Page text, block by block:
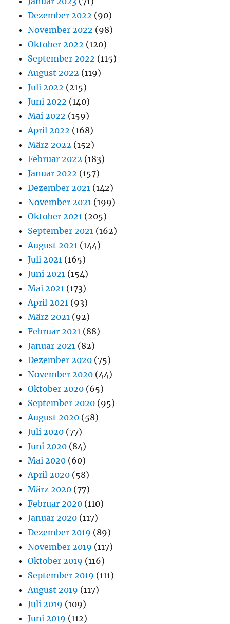
Dezember 2022 (90)
November 2022 (98)
Oktober 2022 (120)
September 2022 (115)
August 2022 (119)
Juli 2022 (215)
Juni 2022 (140)
Mai 2022 (159)
April 2022 (168)
März 2022 (152)
Februar 2022 (183)
Januar 2022 (157)
Dezember 2021 (142)
November 2021 (199)
Oktober 2021 (205)
September 2021 (162)
August 2021 (144)
Juli 2021 (165)
Juni 2021 (154)
Mai 2021 (173)
April 2021 (93)
März 2021 (92)
Februar 2021 (88)
Januar 2021 (82)
Dezember 2020 (75)
November 2020 (44)
Oktober 2020 (65)
September 2020 (95)
August 2020 (58)
Juli 2020 (77)
Juni 2020 (84)
Mai 2020 (60)
April 2020 (58)
März 2020 (77)
Februar 2020 (110)
Januar 2020 (117)
Dezember 2019 (89)
November 2019 (117)
Oktober 2019 (116)
September 2019 (111)
August 2019 (117)
Juli 2019 (109)
Juni 2019 (112)